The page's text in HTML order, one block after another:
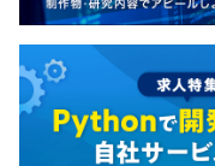
経験に応じて
評価賞与（評価によ
【3カ月超上級コース
◎経験者が7割
「技術力・人間力、
い」「研修から誰よ